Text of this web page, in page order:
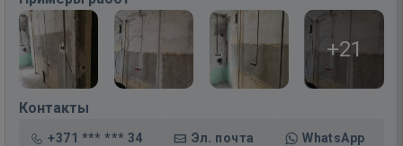
+21
Контакты
+371 *** *** 34 Эл. почта WhatsApp